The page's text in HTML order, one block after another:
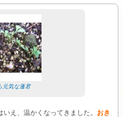
元気な蓬君
え、温かくなってきました。 おき